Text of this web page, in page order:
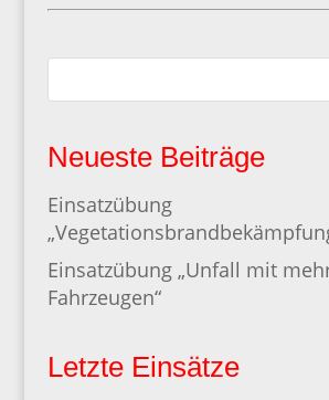
Neueste Beiträge
Einsatzübung
Einsatzübung „Unfall mit
Fahrzeugen“
Letzte Einsätze